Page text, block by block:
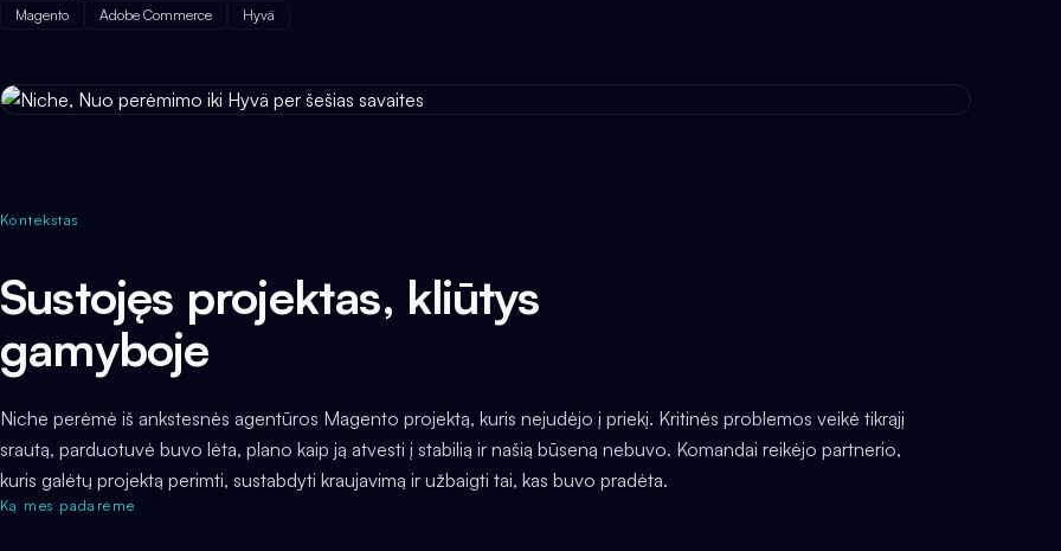
Magento
Adobe Commerce Hyvä
Kontekstas
Sustojęs projektas, kliūtys
gamyboje
Niche perėmė iš ankstesnės agentūros Magento projektą, kuris nejudėjo į priekį. Kritinės problemos veikė tikrąjį
srautą, parduotuvė buvo lėta, plano kaip ją atvesti į stabilią ir našią būseną nebuvo. Komandai reikėjo partnerio,
kuris galėtų projektą perimti, sustabdyti kraujavimą ir užbaigti tai, kas buvo pradėta.
Ką mes padarėme